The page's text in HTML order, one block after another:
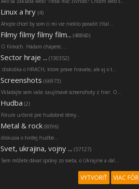
Linux a hry (4)
Ahojte chcel by som ci mi vie niekto poradiť čítal...
Filmy filmy filmy film... (48860)
O filmoch. Hádam chápete....
Sector hraje ... (130352)
:diskoška o HRACH, ktore prave hravate, ale aj o t...
Screenshots (66973)
Vkladajte sem vaše zaujímavé screenshoty z hier. O...
Hudba (2)
Fórum určené pre hudobné témy...
Metal & rock (8096)
diskusia o tvrdej hudbe...
Svet, ukrajina, vojny ... (57127)
Sem môžete dávať správy zo sveta, o Ukrajine a ďal...
VYTVORIŤ VIAC FÓR